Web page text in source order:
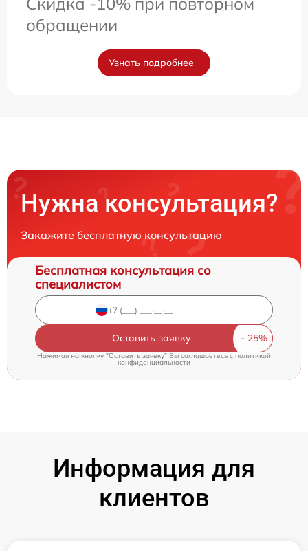
обращении
Узнать подробнее
Нужна консультация?
Закажите бесплатную консультацию
Бесплатная консультация со
специалистом
Оставить заявку
Нажимая на кнопку "Оставить заявку" Вы соглашаетесь c политикой
конфиденциальности
Информация для
клиентов